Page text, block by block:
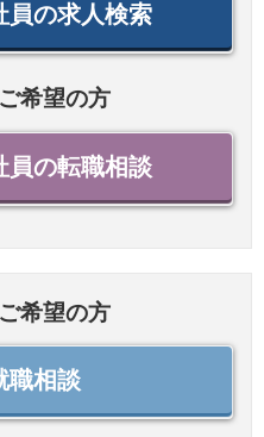
員の求人検索
希望の方
員の転職相談
希望の方
相談